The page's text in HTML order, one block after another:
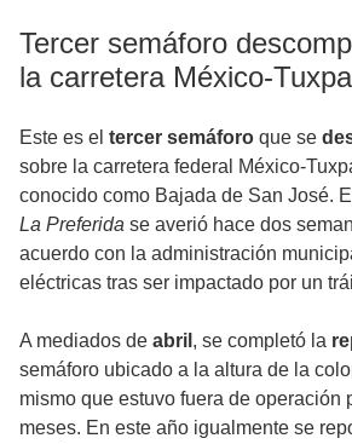
Tercer semáforo
la carretera México-
Este es el tercer semáforo que se
sobre la carretera federal México-
conocido como Bajada de San José.
La Preferida se averió hace dos
acuerdo con la administración
eléctricas tras ser impactado por un
A mediados de abril , se completó la
semáforo ubicado a la altura de la
mismo que estuvo fuera de operación
meses. En este año igualmente se